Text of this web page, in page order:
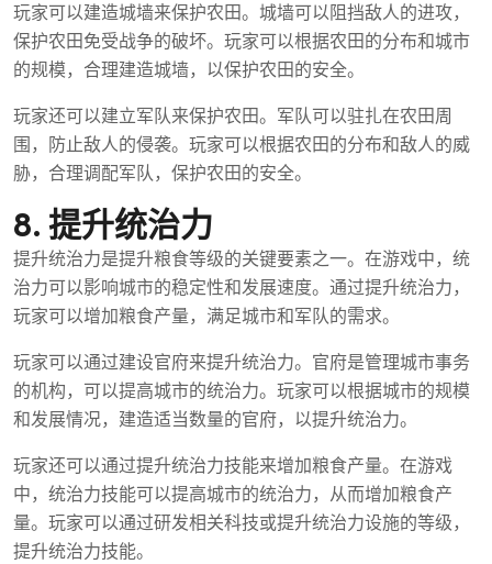
玩家可以建造城墙来保护农田。城墙可以阻挡敌人的进攻，
保护农田免受战争的破坏。玩家可以根据农田的分布和城市
的规模，合理建造城墙，以保护农田的安全。
玩家还可以建立军队来保护农田。军队可以驻扎在农田周
围，防止敌人的侵袭。玩家可以根据农田的分布和敌人的威
胁，合理调配军队，保护农田的安全。
8. 提升统治力
提升统治力是提升粮食等级的关键要素之一。在游戏中，统
治力可以影响城市的稳定性和发展速度。通过提升统治力，
玩家可以增加粮食产量，满足城市和军队的需求。
玩家可以通过建设官府来提升统治力。官府是管理城市事务
的机构，可以提高城市的统治力。玩家可以根据城市的规模
和发展情况，建造适当数量的官府，以提升统治力。
玩家还可以通过提升统治力技能来增加粮食产量。在游戏
中，统治力技能可以提高城市的统治力，从而增加粮食产
量。玩家可以通过研发相关科技或提升统治力设施的等级，
提升统治力技能。